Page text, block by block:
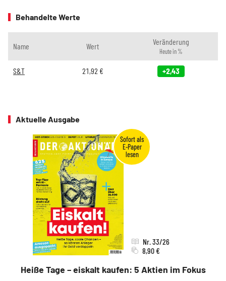
Behandelte Werte
Name Wert Veränderung
Heute in %
S&T 21,92 € +2,43
Aktuelle Ausgabe
Heiße Tage – eiskalt kaufen: 5 Aktien im Fokus
Nr. 33/26
8,90 €